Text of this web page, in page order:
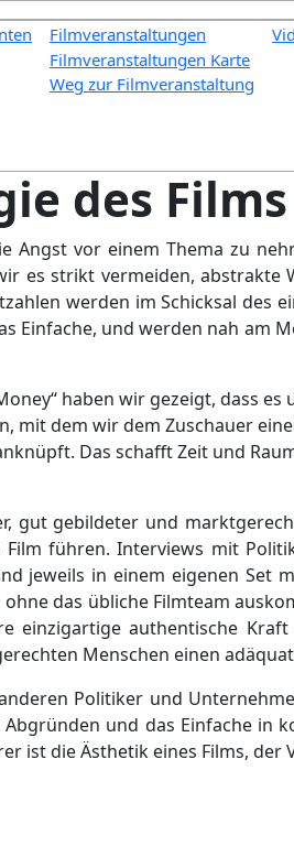
Filmveranstaltungen
Filmveranstaltungen Karte
Weg zur Filmveranstaltung
des Films
Angst vor einem Thema zu
es strikt vermeiden, abstrakte
werden im Schicksal
Einfache, und werden nah am
haben wir gezeigt, dass
mitdem wir dem Zuschauer
Das schafft Zeit und
gut gebildeter und
führen. Interviews mit
jeweils in einem eigenen
das übliche Filmteam
authentische
Menschen einen
Politiker und
und das Einfache in
ist die Ästhetik eines Films,